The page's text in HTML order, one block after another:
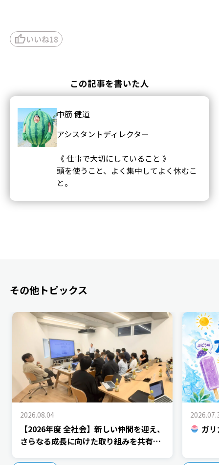
thumb_upいいね18
この記事を書いた人
中筋 健道
アシスタントディレクター
《 仕事で大切にしていること 》
頭を使うこと、よく集中してよく休むこ
と。
その他トピックス
2026.08.04
【2026年度 全社会】新しい仲間を迎え、
さらなる成長に向けた取り組みを共有し
ガ